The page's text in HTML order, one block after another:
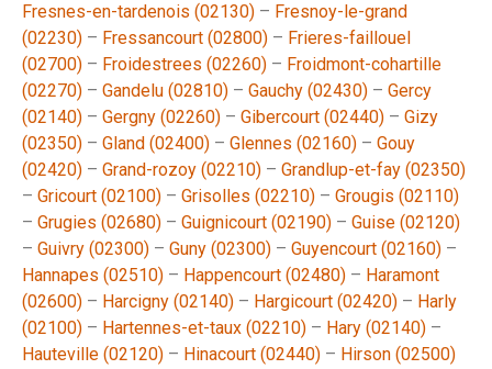
Fresnes-en-tardenois (02130) – Fresnoy-le-grand
(02230) – Fressancourt (02800) – Frieres-faillouel
(02700) – Froidestrees (02260) – Froidmont-cohartille
(02270) – Gandelu (02810) – Gauchy (02430) – Gercy
(02140) – Gergny (02260) – Gibercourt (02440) – Gizy
(02350) – Gland (02400) – Glennes (02160) – Gouy
(02420) – Grand-rozoy (02210) – Grandlup-et-fay (02350)
– Gricourt (02100) – Grisolles (02210) – Grougis (02110)
– Grugies (02680) – Guignicourt (02190) – Guise (02120)
– Guivry (02300) – Guny (02300) – Guyencourt (02160) –
Hannapes (02510) – Happencourt (02480) – Haramont
(02600) – Harcigny (02140) – Hargicourt (02420) – Harly
(02100) – Hartennes-et-taux (02210) – Hary (02140) –
Hauteville (02120) – Hinacourt (02440) – Hirson (02500)